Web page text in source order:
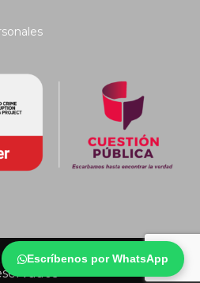
Escríbenos por WhatsApp
- Todos los derechos